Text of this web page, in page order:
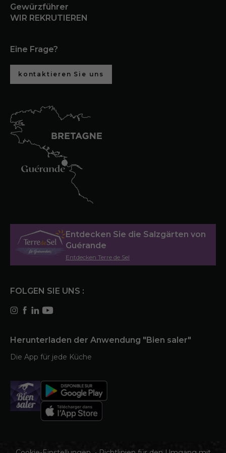
Gewürzführer
WIR REKRUTIEREN
Eine Frage?
kontaktieren Sie uns
Entdecken Sie die Salzgärten von
Guérande
Entdecken Terre de Sel
FOLGEN SIE UNS :
Herunterladen der Anwendung "Bien saler"
Die App für jede Küche